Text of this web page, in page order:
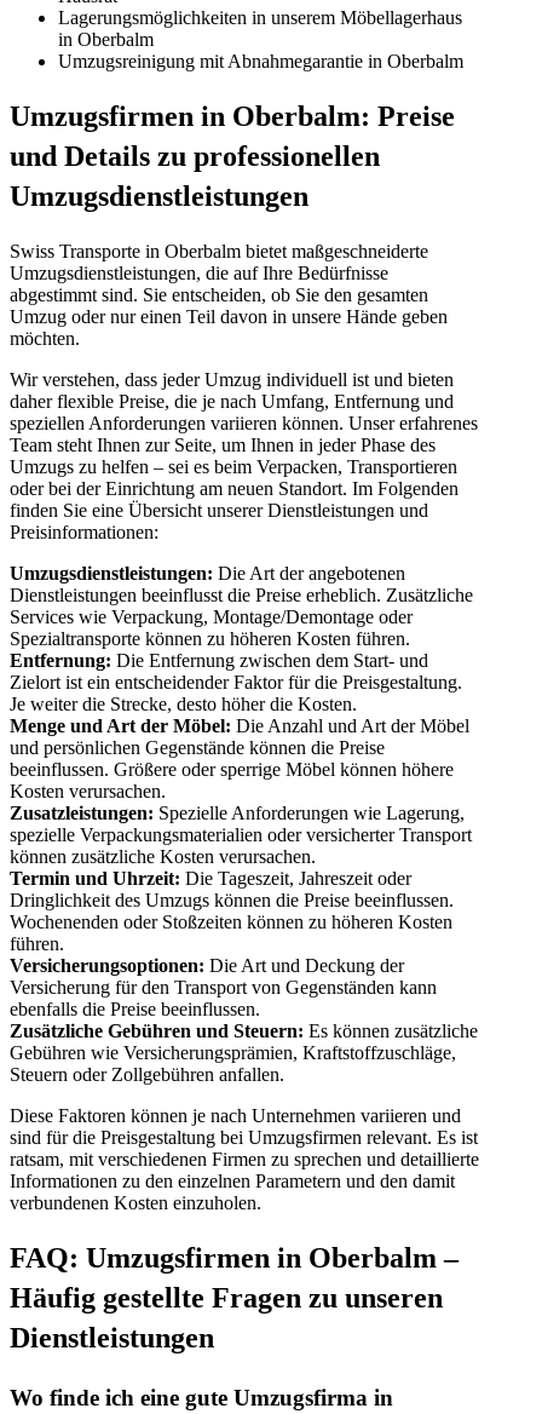
Lagerungsmöglichkeiten in unserem Möbellagerhaus
in Oberbalm
Umzugsreinigung mit Abnahmegarantie in Oberbalm
Umzugsfirmen in Oberbalm: Preise
und Details zu professionellen
Umzugsdienstleistungen
Swiss Transporte in Oberbalm bietet maßgeschneiderte
Umzugsdienstleistungen, die auf Ihre Bedürfnisse
abgestimmt sind. Sie entscheiden, ob Sie den gesamten
Umzug oder nur einen Teil davon in unsere Hände geben
möchten.
Wir verstehen, dass jeder Umzug individuell ist und bieten
daher flexible Preise, die je nach Umfang, Entfernung und
speziellen Anforderungen variieren können. Unser erfahrenes
Team steht Ihnen zur Seite, um Ihnen in jeder Phase des
Umzugs zu helfen – sei es beim Verpacken, Transportieren
oder bei der Einrichtung am neuen Standort. Im Folgenden
finden Sie eine Übersicht unserer Dienstleistungen und
Preisinformationen:
Umzugsdienstleistungen: Die Art der angebotenen
Dienstleistungen beeinflusst die Preise erheblich. Zusätzliche
Services wie Verpackung, Montage/Demontage oder
Spezialtransporte können zu höheren Kosten führen.
Entfernung: Die Entfernung zwischen dem Start- und
Zielort ist ein entscheidender Faktor für die Preisgestaltung.
Je weiter die Strecke, desto höher die Kosten.
Menge und Art der Möbel: Die Anzahl und Art der Möbel
und persönlichen Gegenstände können die Preise
beeinflussen. Größere oder sperrige Möbel können höhere
Kosten verursachen.
Zusatzleistungen: Spezielle Anforderungen wie Lagerung,
spezielle Verpackungsmaterialien oder versicherter Transport
können zusätzliche Kosten verursachen.
Termin und Uhrzeit: Die Tageszeit, Jahreszeit oder
Dringlichkeit des Umzugs können die Preise beeinflussen.
Wochenenden oder Stoßzeiten können zu höheren Kosten
führen.
Versicherungsoptionen: Die Art und Deckung der
Versicherung für den Transport von Gegenständen kann
ebenfalls die Preise beeinflussen.
Zusätzliche Gebühren und Steuern: Es können zusätzliche
Gebühren wie Versicherungsprämien, Kraftstoffzuschläge,
Steuern oder Zollgebühren anfallen.
Diese Faktoren können je nach Unternehmen variieren und
sind für die Preisgestaltung bei Umzugsfirmen relevant. Es ist
ratsam, mit verschiedenen Firmen zu sprechen und detaillierte
Informationen zu den einzelnen Parametern und den damit
verbundenen Kosten einzuholen.
FAQ: Umzugsfirmen in Oberbalm –
Häufig gestellte Fragen zu unseren
Dienstleistungen
Wo finde ich eine gute Umzugsfirma in